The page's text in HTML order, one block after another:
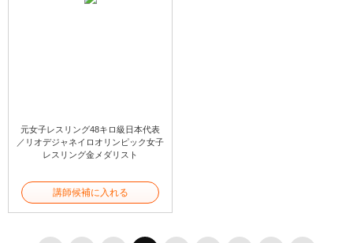
元女子レスリング48キロ級日本代表
／リオデジャネイロオリンピック女子
レスリング金メダリスト
講師候補に入れる